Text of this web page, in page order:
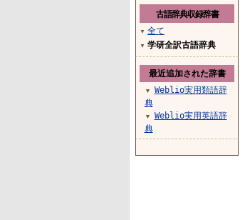
古語辞典収録辞書
▼ 全て
▼ 学研全訳古語辞典
最近追加された辞書
▼
Weblio実用類語辞
典
▼
Weblio実用英語辞
典